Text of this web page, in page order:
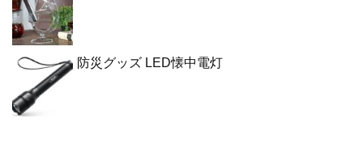
防災グッズ LED懐中電灯